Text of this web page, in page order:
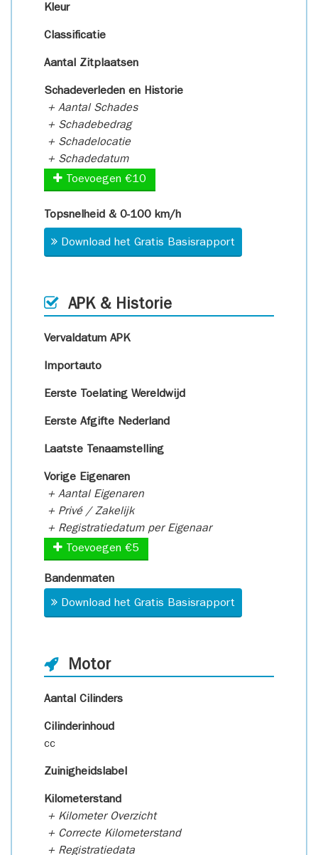
Kleur
Classificatie
Aantal Zitplaatsen
Schadeverleden en Historie
+ Aantal Schades
+ Schadebedrag
+ Schadelocatie
+ Schadedatum
Toevoegen €10
Topsnelheid & 0-100 km/h
Download het Gratis Basisrapport
APK & Historie
Vervaldatum APK
Importauto
Eerste Toelating Wereldwijd
Eerste Afgifte Nederland
Laatste Tenaamstelling
Vorige Eigenaren
+ Aantal Eigenaren
+ Privé / Zakelijk
+ Registratiedatum per Eigenaar
Toevoegen €5
Bandenmaten
Download het Gratis Basisrapport
Motor
Aantal Cilinders
Cilinderinhoud
cc
Zuinigheidslabel
Kilometerstand
+ Kilometer Overzicht
+ Correcte Kilometerstand
+ Registratiedata